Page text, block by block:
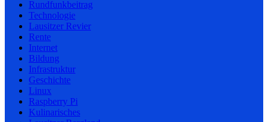
Rundfunkbeitrag
Technologie
Lausitzer Revier
Rente
Internet
Bildung
Infrastruktur
Geschichte
Linux
Raspberry Pi
Kulinarisches